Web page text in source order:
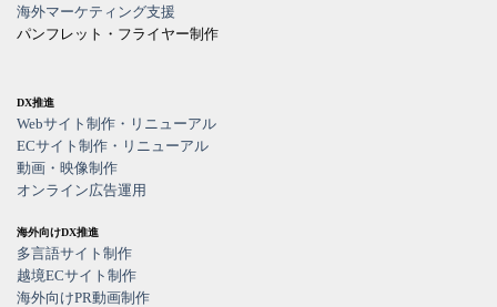
海外マーケティング支援
パンフレット・フライヤー制作
DX推進
Webサイト制作・リニューアル
ECサイト制作・リニューアル
動画・映像制作
オンライン広告運用
海外向けDX推進
多言語サイト制作
越境ECサイト制作
海外向けPR動画制作